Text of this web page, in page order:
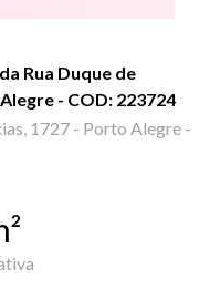
Rua Duque de
- COD: 223724
1727 - Porto Alegre -